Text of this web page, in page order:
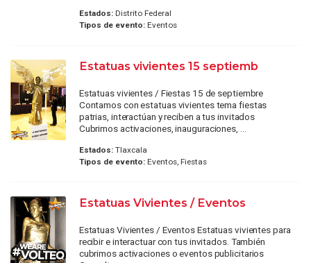
Estados:Distrito Federal
Tipos de evento:Eventos
Estatuas vivientes 15 septiemb
Estatuas vivientes / Fiestas 15 de septiembre
Contamos con estatuas vivientes tema fiestas
patrias, interactúan y reciben a tus invitados
Cubrimos activaciones, inauguraciones, ...
Estados:Tlaxcala
Tipos de evento:Eventos, Fiestas
Estatuas Vivientes / Eventos
Estatuas Vivientes / Eventos Estatuas vivientes para
recibir e interactuar con tus invitados. También
cubrimos activaciones o eventos publicitarios